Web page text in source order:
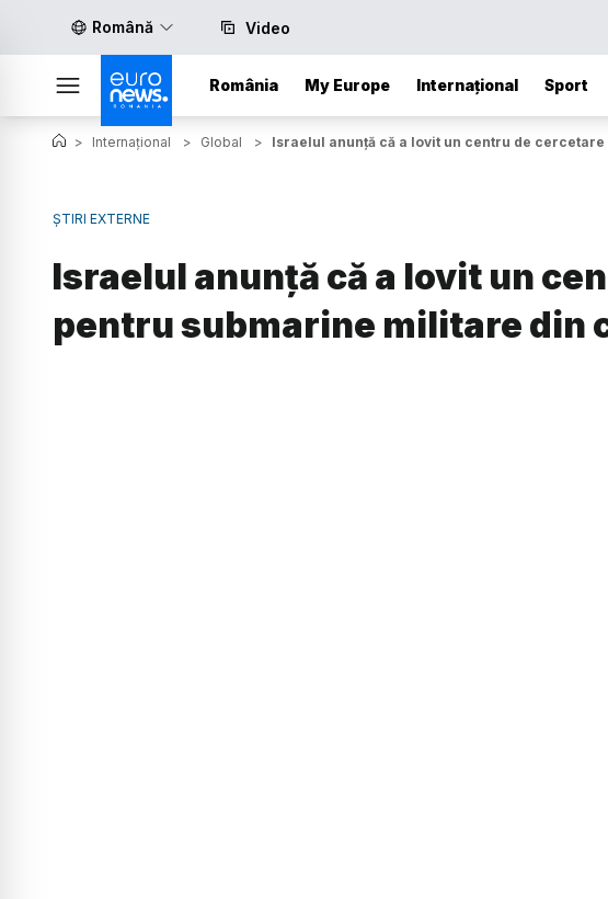
Română Video
România My Europe Internațional Sport
> Internațional > Global > Israelul anunță că a lovit un centru de
ȘTIRI EXTERNE
Israelul anunță că a lovit un
pentru submarine militare din